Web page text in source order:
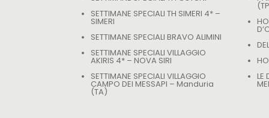
SETTIMANE SPECIALI TH SIMERI 4* –
SIMERI
SETTIMANE SPECIALI BRAVO ALIMINI
SETTIMANE SPECIALI VILLAGGIO
AKIRIS 4* – NOVA SIRI
SETTIMANE SPECIALI VILLAGGIO
CAMPO DEI MESSAPI – Manduria
(TA)
LE